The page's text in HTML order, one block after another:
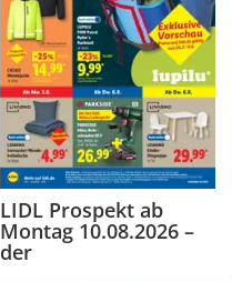
LIDL Prospekt ab
Montag 10.08.2026 –
der